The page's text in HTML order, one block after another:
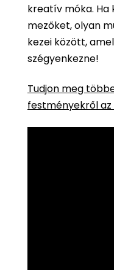
kreatív móka. Ha
mezőket, olyan
kezei között,
szégyenkezne!
Tudjon meg
festményekről